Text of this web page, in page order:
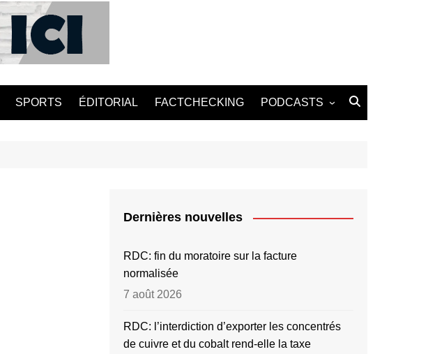
SPORTS ÉDITORIAL FACTCHECKING PODCASTS
Dernières nouvelles
RDC: fin du moratoire sur la facture
normalisée
7 août 2026
RDC: l’interdiction d’exporter les concentrés
de cuivre et du cobalt rend-elle la taxe